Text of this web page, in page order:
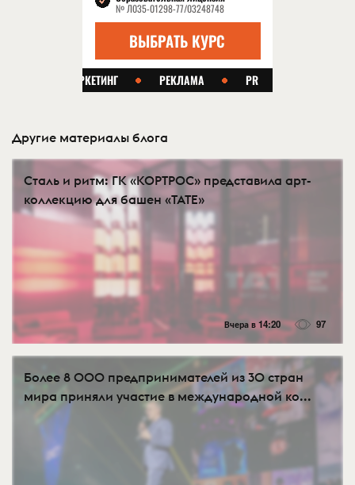
Другие материалы блога
Сталь и ритм: ГК «КОРТРОС» представила арт-
коллекцию для башен «TATE»
Вчера в 14:20 97
Более 8 000 предпринимателей из 30 стран
мира приняли участие в международной ко...